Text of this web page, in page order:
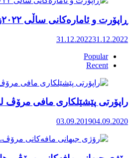
ڕاپۆرت و ئامارەکانی ساڵی ٢٠٢٢زایینی پەیوەست بە خۆکوژی منداڵان لە کوردستان
31.12.202231.12.2022
Popular
Recent
راپۆرتی پێشێلكاری مافی مرۆڤ له‌
03.09.201904.09.2020